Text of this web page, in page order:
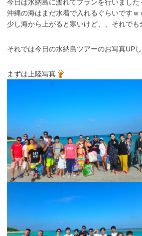
今日は水納島に渡れてプランを行いました
沖縄の海はまだ水着で入れるぐらいですｗ
少し海から上がると寒いけど、、それでも
それでは今日の水納島ツアーのお写真UP
まずは上陸写真